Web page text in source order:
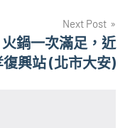
Next Post
鍋一次滿足，近
復興站 (北市大安)